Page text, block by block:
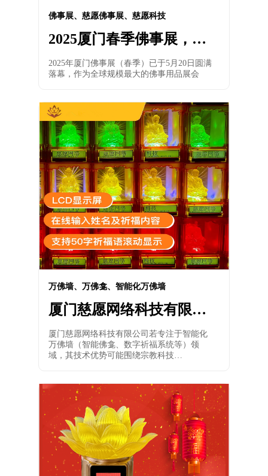
佛事展、慈愿佛事展、慈愿科技
2025厦门春季佛事展，慈
愿参展精彩回顾
2025年厦门佛事展（春季）已于5月20日圆满
落幕，作为全球规模最大的佛事用品展会
万佛墙、万佛龛、智能化万佛墙
厦门慈愿网络科技有限公
司专注智能化万佛墙的技
术优势到底在哪里
厦门慈愿网络科技有限公司若专注于智能化
万佛墙（智能佛龛、数字祈福系统等）领
域，其技术优势可能围绕宗教科技